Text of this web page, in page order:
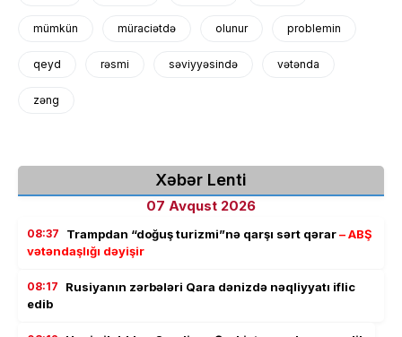
mümkün müraciətdə olunur problemin
qeyd rəsmi səviyyəsində vətənda
zəng
Xəbər Lenti
07 Avqust 2026
08:37 Trampdan “doğuş turizmi”nə qarşı sərt qərar– ABŞ
vətəndaşlığı dəyişir
08:17
Rusiyanın zərbələri Qara dənizdə nəqliyyatı iflic
edib